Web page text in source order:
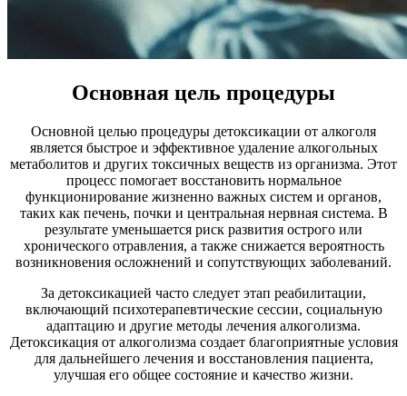
Основная цель процедуры
Основной целью процедуры детоксикации от алкоголя
является быстрое и эффективное удаление алкогольных
метаболитов и других токсичных веществ из организма. Этот
процесс помогает восстановить нормальное
функционирование жизненно важных систем и органов,
таких как печень, почки и центральная нервная система. В
результате уменьшается риск развития острого или
хронического отравления, а также снижается вероятность
возникновения осложнений и сопутствующих заболеваний.
За детоксикацией часто следует этап реабилитации,
включающий психотерапевтические сессии, социальную
адаптацию и другие методы лечения алкоголизма.
Детоксикация от алкоголизма создает благоприятные условия
для дальнейшего лечения и восстановления пациента,
улучшая его общее состояние и качество жизни.